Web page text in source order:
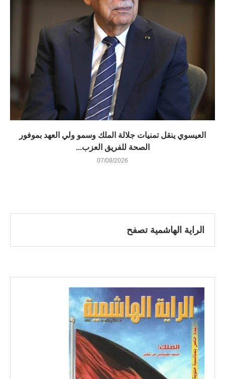
العيسوي ينقل تمنيات جلالة الملك وسمو ولي العهد بموفور
الصحة للفريق العزب...
07/08/2026
الراية الهاشمية تصفح